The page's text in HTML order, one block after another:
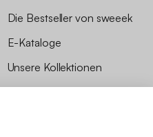
Die Bestseller von sweeek
E-Kataloge
Unsere Kollektionen